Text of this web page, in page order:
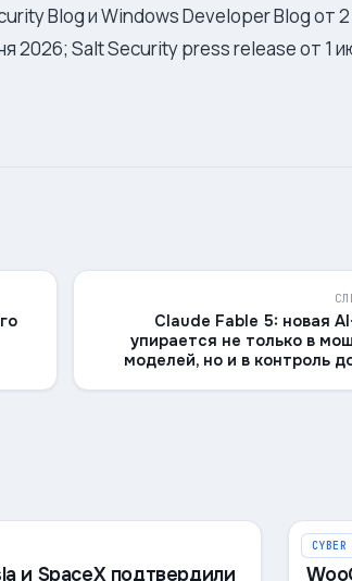
Blog и Windows Developer Blog от
2026; Salt Security press release от 1
Claude Fable 5: новая
упирается не только в
моделей, но и в контроль
и SpaceX подтвердили
CYBER
6